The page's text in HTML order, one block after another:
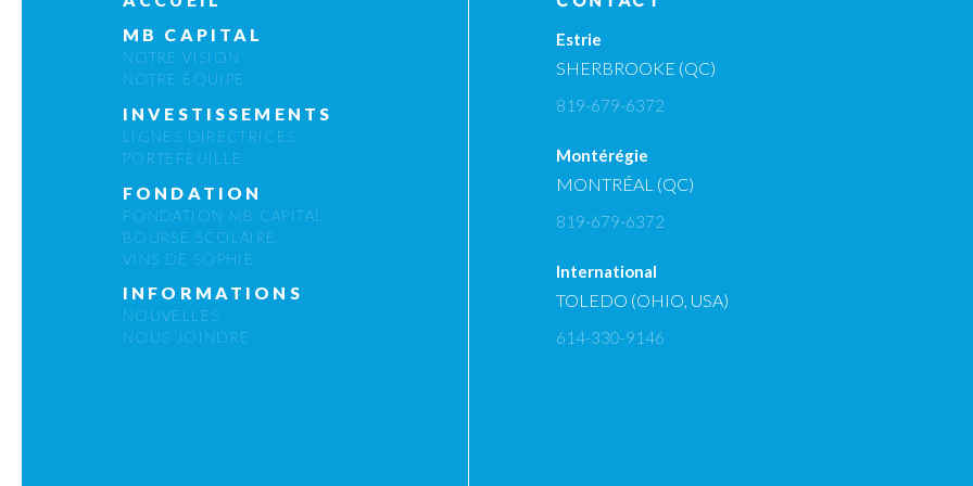
MB CAPITAL
NOTRE VISION
NOTRE ÉQUIPE
INVESTISSEMENTS
LIGNES DIRECTRICES
PORTEFEUILLE
FONDATION
FONDATION MB CAPITAL
BOURSE SCOLAIRE
VINS DE SOPHIE
INFORMATIONS
NOUVELLES
NOUS JOINDRE
Estrie
SHERBROOKE (QC)
819-679-6372
Montérégie
MONTRÉAL (QC)
819-679-6372
International
TOLEDO (OHIO, USA)
614-330-9146